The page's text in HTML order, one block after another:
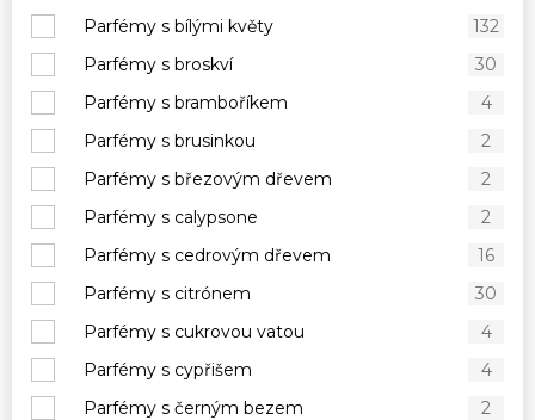
Parfémy s bílými květy
132
Parfémy s broskví
30
Parfémy s bramboříkem
4
Parfémy s brusinkou
2
Parfémy s březovým dřevem
2
Parfémy s calypsone
2
Parfémy s cedrovým dřevem
16
Parfémy s citrónem
30
Parfémy s cukrovou vatou
4
Parfémy s cypřišem
4
Parfémy s černým bezem
2